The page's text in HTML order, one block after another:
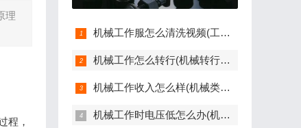
理
程，
机械工作服怎么清洗视频(工作服的机械油污怎么清洗)
机械工作怎么转行(机械转行不知道怎么找工作)
机械工作收入怎么样(机械类工资高吗好找活吗)
机械工作时电压低怎么办(机械工作时电压低怎么办呢)